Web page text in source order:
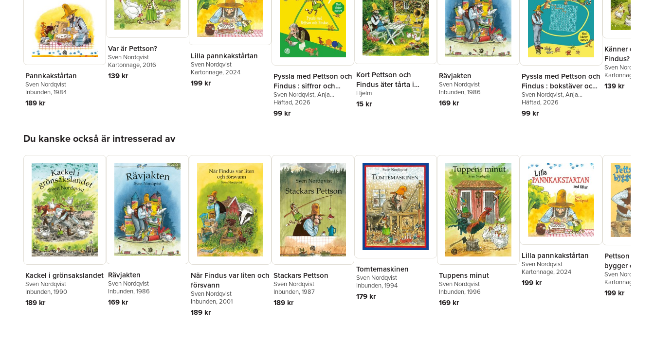
Pannkakstårtan
Sven Nordqvist
Inbunden, 1984
189 kr
Var är Pettson?
Sven Nordqvist
Kartonnage, 2016
139 kr
Lilla pannkakstårtan
Sven Nordqvist
Kartonnage, 2024
199 kr
Pyssla med Pettson och
Findus : siffror och
former med
klistermärken
Sven Nordqvist,Anja
Eriksson
Häftad, 2026
99 kr
Kort Pettson och
Findus äter tårta i
trädgården
Hjelm
15 kr
Rävjakten
Sven Nordqvist
Inbunden, 1986
169 kr
Pyssla med Pettson och
Findus : bokstäver och
ord med klistermärken
Sven Nordqvist,Anja
Eriksson
Häftad, 2026
99 kr
Känner du
Findus?
Sven Nordqvist
Kartonnage
139 kr
Du kanske också är intresserad av
Kackel i grönsakslandet
Sven Nordqvist
Inbunden, 1990
189 kr
Rävjakten
Sven Nordqvist
Inbunden, 1986
169 kr
När Findus var liten och
försvann
Sven Nordqvist
Inbunden, 2001
189 kr
Stackars Pettson
Sven Nordqvist
Inbunden, 1987
189 kr
Tomtemaskinen
Sven Nordqvist
Inbunden, 1994
179 kr
Tuppens minut
Sven Nordqvist
Inbunden, 1996
169 kr
Lilla pannkakstårtan
Sven Nordqvist
Kartonnage, 2024
199 kr
Pettson och
bygger en bil
Sven Nordqvist
Kartonnage
199 kr